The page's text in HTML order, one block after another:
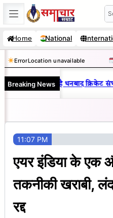
Skip
to
content
Home National
ErrorLocation unavailable
Breaking News
राज : जानें क्यों है धनबाद क्रिकेट संघ
11:07 PM
एयर इंडिया के एक
तकनीकी खराबी,
रद्द